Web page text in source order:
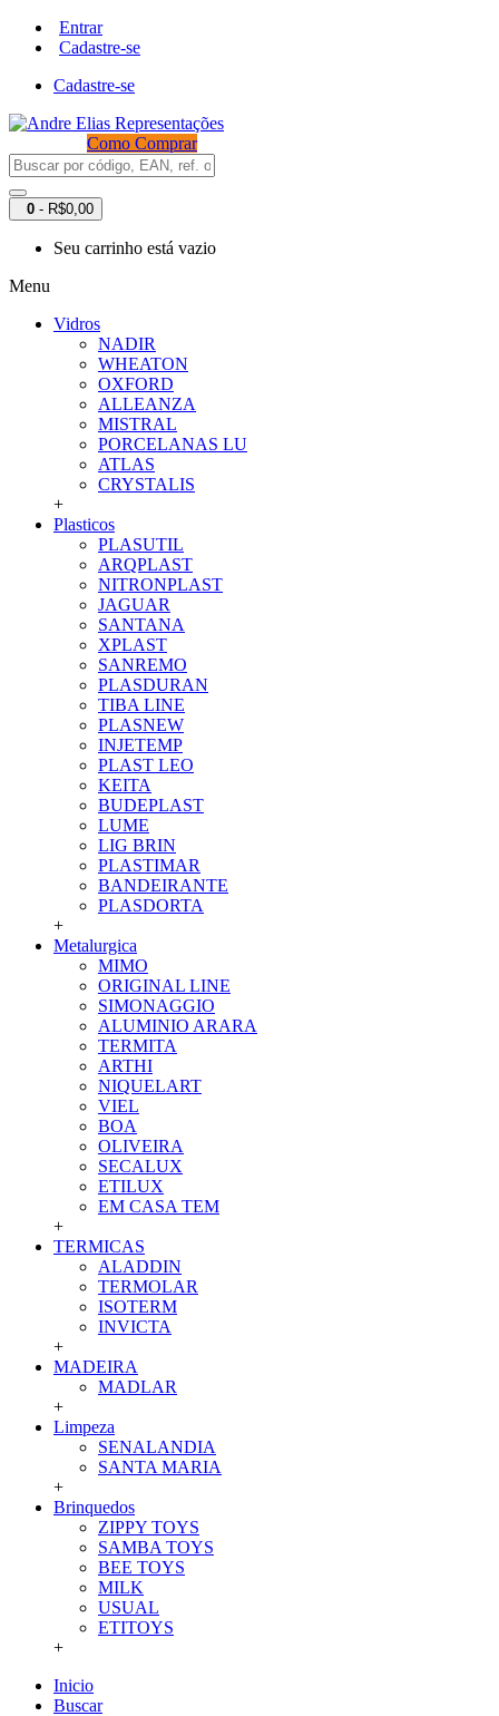
Entrar
Cadastre-se
Cadastre-se
Como Comprar
0 - R$0,00
Seu carrinho está vazio
Menu
Vidros
NADIR
WHEATON
OXFORD
ALLEANZA
MISTRAL
PORCELANAS LU
ATLAS
CRYSTALIS
+
Plasticos
PLASUTIL
ARQPLAST
NITRONPLAST
JAGUAR
SANTANA
XPLAST
SANREMO
PLASDURAN
TIBA LINE
PLASNEW
INJETEMP
PLAST LEO
KEITA
BUDEPLAST
LUME
LIG BRIN
PLASTIMAR
BANDEIRANTE
PLASDORTA
+
Metalurgica
MIMO
ORIGINAL LINE
SIMONAGGIO
ALUMINIO ARARA
TERMITA
ARTHI
NIQUELART
VIEL
BOA
OLIVEIRA
SECALUX
ETILUX
EM CASA TEM
+
TERMICAS
ALADDIN
TERMOLAR
ISOTERM
INVICTA
+
MADEIRA
MADLAR
+
Limpeza
SENALANDIA
SANTA MARIA
+
Brinquedos
ZIPPY TOYS
SAMBA TOYS
BEE TOYS
MILK
USUAL
ETITOYS
+
Inicio
Buscar